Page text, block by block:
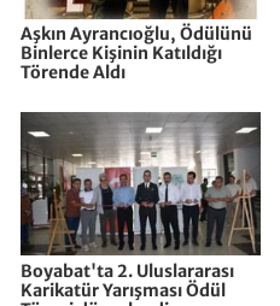
Aşkın Ayrancıoğlu, Ödülünü
Binlerce Kişinin Katıldığı
Törende Aldı
Boyabat'ta 2. Uluslararası
Karikatür Yarışması Ödül